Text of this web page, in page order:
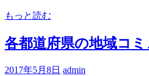
もっと読む
各都道府県の地域コ
2017年5月8日 admin